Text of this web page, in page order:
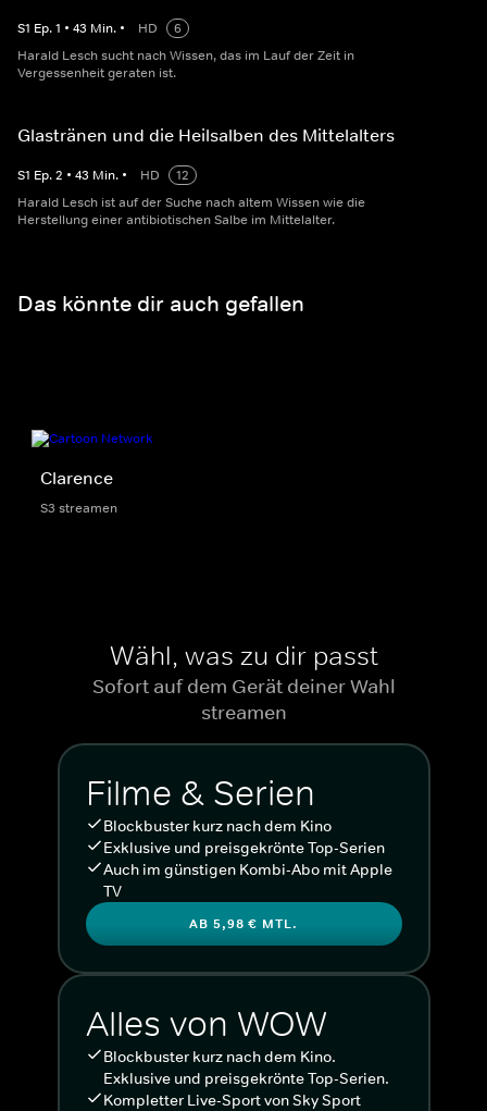
S1 Ep.1 • 43 Min. • HD
6
Harald Lesch sucht nach Wissen, das im Lauf der Zeit in
Vergessenheit geraten ist.
Glastränen und die Heilsalben des Mittelalters
S1 Ep.2 • 43 Min. • HD
12
Harald Lesch ist auf der Suche nach altem Wissen wie die
Herstellung einer antibiotischen Salbe im Mittelalter.
Das könnte dir auch gefallen
Clarence
S3 streamen
Wähl, was zu dir passt
Sofort auf dem Gerät deiner Wahl
streamen
Filme & Serien
Blockbuster kurz nach dem Kino
Exklusive und preisgekrönte Top-Serien
Auch im günstigen Kombi-Abo mit Apple
TV
AB 5,98 € MTL.
Alles von WOW
Blockbuster kurz nach dem Kino.
Exklusive und preisgekrönte Top-Serien.
Kompletter Live-Sport von Sky Sport